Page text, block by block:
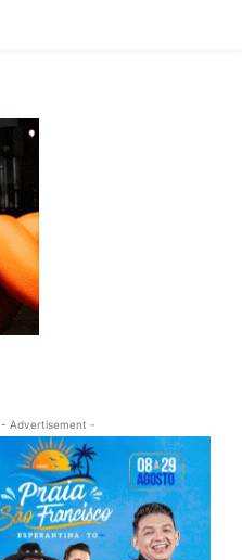
- Advertisement -